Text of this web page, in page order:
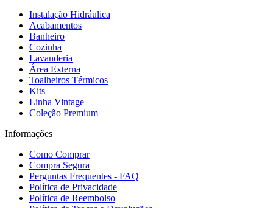
Instalação Hidráulica
Acabamentos
Banheiro
Cozinha
Lavanderia
Área Externa
Toalheiros Térmicos
Kits
Linha Vintage
Coleção Premium
Informações
Como Comprar
Compra Segura
Perguntas Frequentes - FAQ
Política de Privacidade
Política de Reembolso